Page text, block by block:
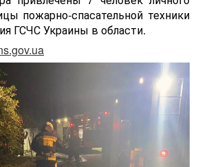
пожарно-спасательной техники
ГСЧС Украины в области.